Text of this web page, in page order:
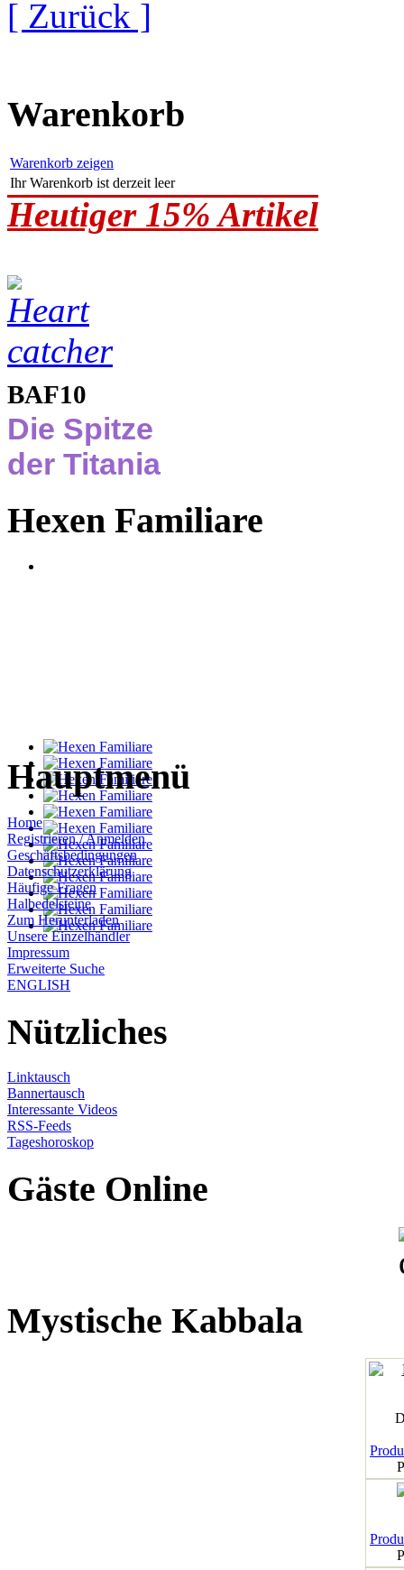
[ Zurück ]
Warenkorb
Warenkorb zeigen
Ihr Warenkorb ist derzeit leer
Heutiger 15% Artikel
BAF10
Die Spitze
der Titania
Hexen Familiare
Hauptmenü
Home
Registrieren / Anmelden
Geschäftsbedingungen
Datenschutzerklärung
Häufige Fragen
Halbedelsteine
Zum Herunterladen
Unsere Einzelhändler
Impressum
Erweiterte Suche
ENGLISH
Nützliches
Linktausch
Bannertausch
Interessante Videos
RSS-Feeds
Tageshoroskop
Gäste Online
Mystische Kabbala